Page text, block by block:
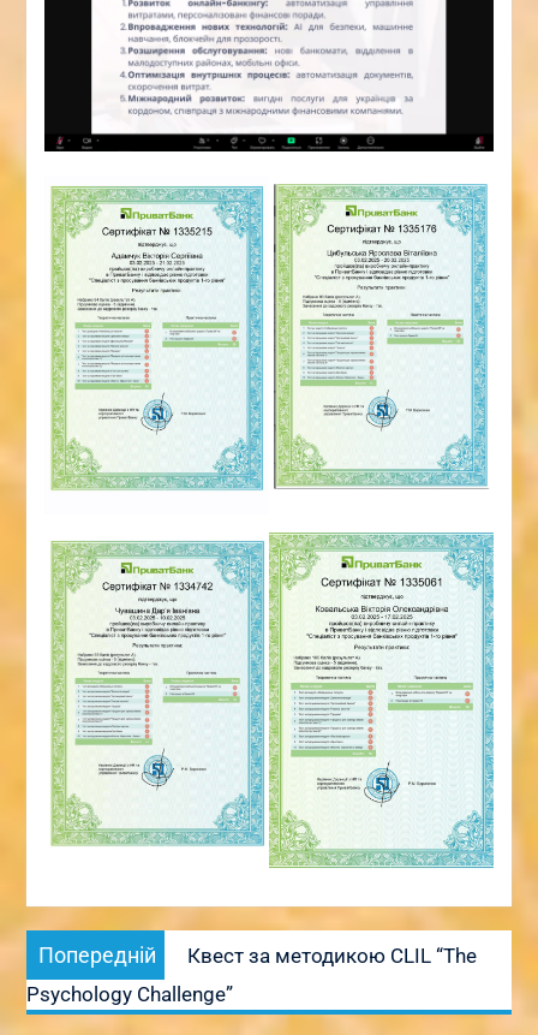
Навігація
записів
Попередній
запис:
Квест за методикою CLIL “The
Psychology Challenge”